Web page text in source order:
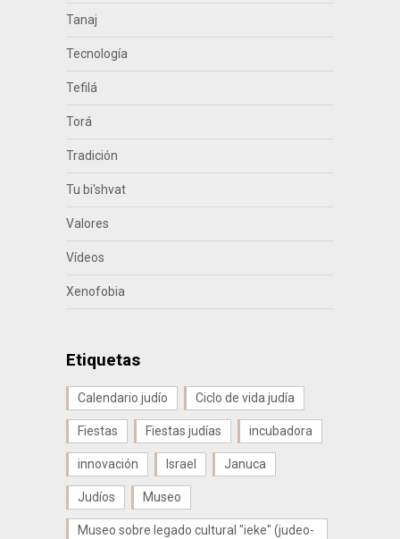
Tanaj
Tecnología
Tefilá
Torá
Tradición
Tu bi'shvat
Valores
Vídeos
Xenofobia
Etiquetas
Calendario judío Ciclo de vida judía
Fiestas Fiestas judías incubadora
innovación Israel Januca
Judíos Museo
Museo sobre legado cultural "ieke" (judeo-